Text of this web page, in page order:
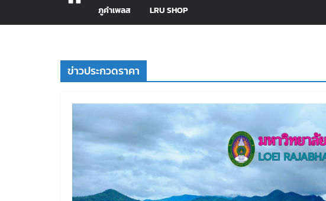
ภูคำเพลส LRU SHOP
ข่าวประกวดราคา